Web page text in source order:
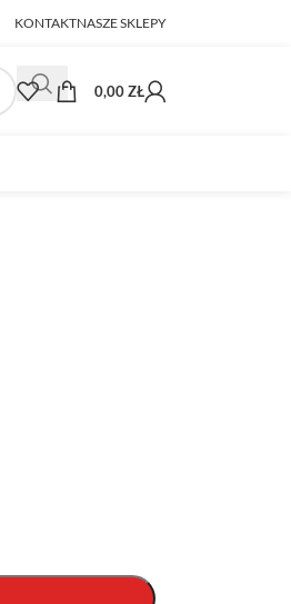
KONTAKTNASZE SKLEPY
0,00ZŁ